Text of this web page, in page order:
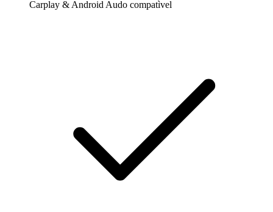
Carplay & Android Audo compatìvel